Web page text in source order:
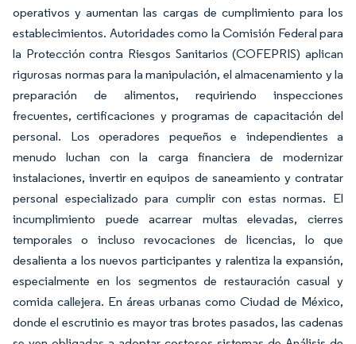
operativos y aumentan las cargas de cumplimiento para los
establecimientos. Autoridades como la Comisión Federal para
la Protección contra Riesgos Sanitarios (COFEPRIS) aplican
rigurosas normas para la manipulación, el almacenamiento y la
preparación de alimentos, requiriendo inspecciones
frecuentes, certificaciones y programas de capacitación del
personal. Los operadores pequeños e independientes a
menudo luchan con la carga financiera de modernizar
instalaciones, invertir en equipos de saneamiento y contratar
personal especializado para cumplir con estas normas. El
incumplimiento puede acarrear multas elevadas, cierres
temporales o incluso revocaciones de licencias, lo que
desalienta a los nuevos participantes y ralentiza la expansión,
especialmente en los segmentos de restauración casual y
comida callejera. En áreas urbanas como Ciudad de México,
donde el escrutinio es mayor tras brotes pasados, las cadenas